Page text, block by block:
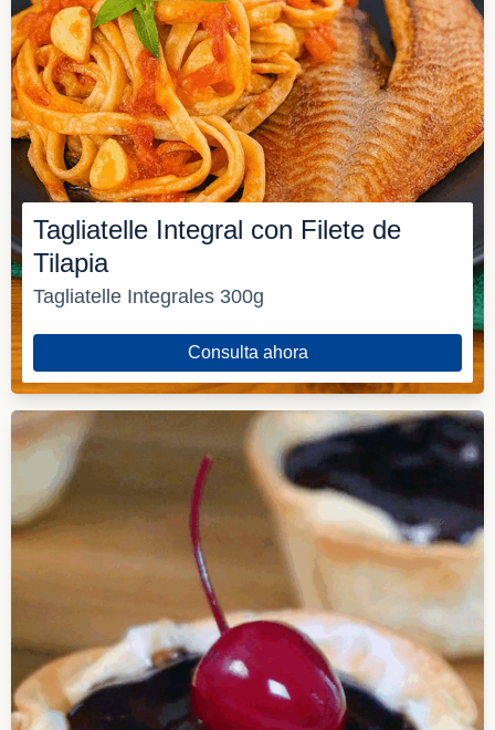
Tagliatelle Integral con Filete de
Tilapia
Tagliatelle Integrales 300g
Consulta ahora